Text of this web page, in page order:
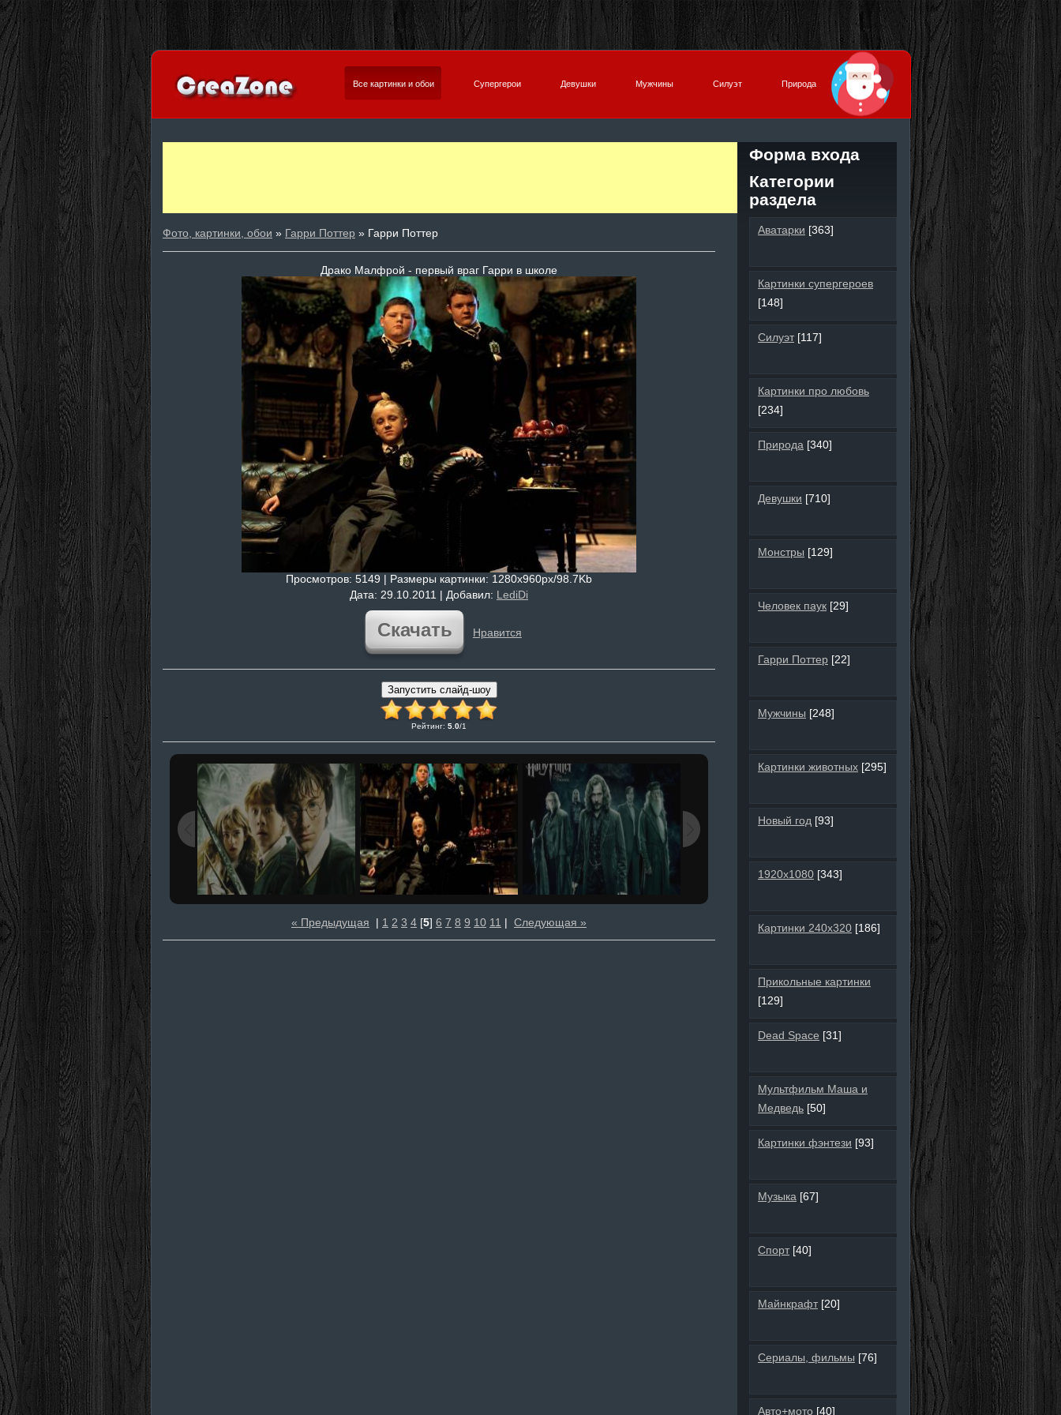
Все картинки и обои Супергерои Девушки Мужчины Силуэт Природа
Фото, картинки, обои » Гарри Поттер » Гарри Поттер
Драко Малфрой - первый враг Гарри в школе
Просмотров: 5149 | Размеры картинки: 1280x960px/98.7Kb
Дата: 29.10.2011 | Добавил: LediDi
Скачать Нравится
Рейтинг: 5.0/1
« Предыдущая | 1 2 3 4 [5] 6 7 8 9 10 11 | Следующая »
Форма входа
Категории
раздела
Аватарки [363]
Картинки супергероев
[148]
Силуэт [117]
Картинки про любовь
[234]
Природа [340]
Девушки [710]
Монстры [129]
Человек паук [29]
Гарри Поттер [22]
Мужчины [248]
Картинки животных [295]
Новый год [93]
1920х1080 [343]
Картинки 240х320 [186]
Прикольные картинки
[129]
Dead Space [31]
Мультфильм Маша и
Медведь [50]
Картинки фэнтези [93]
Музыка [67]
Спорт [40]
Майнкрафт [20]
Сериалы, фильмы [76]
Авто+мото [40]